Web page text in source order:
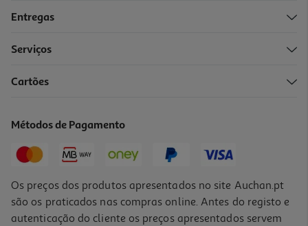
Entregas
Serviços
Cartões
Métodos de Pagamento
Os preços dos produtos apresentados no site Auchan.pt
são os praticados nas compras online. Antes do registo e
autenticação do cliente os preços apresentados servem